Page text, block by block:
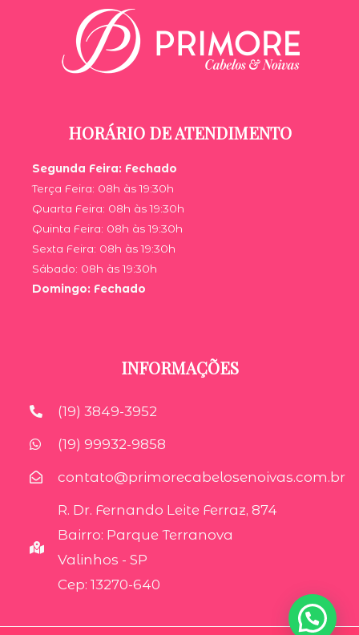
HORÁRIO DE ATENDIMENTO
Segunda Feira: Fechado
Terça Feira: 08h às 19:30h
Quarta Feira: 08h às 19:30h
Quinta Feira: 08h às 19:30h
Sexta Feira: 08h às 19:30h
Sábado: 08h às 19:30h
Domingo: Fechado
INFORMAÇÕES
(19) 3849-3952
(19) 99932-9858
contato@primorecabelosenoivas.com.br
R. Dr. Fernando Leite Ferraz, 874
Bairro: Parque Terranova
Valinhos - SP
Cep: 13270-640